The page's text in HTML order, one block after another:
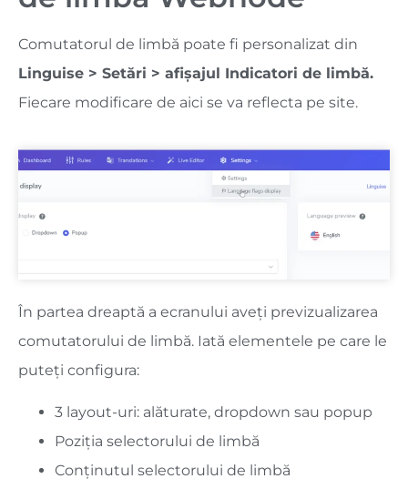
Comutatorul de limbă poate fi personalizat din
Linguise > Setări > afișajul Indicatori de limbă.
Fiecare modificare de aici se va reflecta pe site.
În partea dreaptă a ecranului aveți previzualizarea
comutatorului de limbă. Iată elementele pe care le
puteți configura:
3 layout-uri: alăturate, dropdown sau popup
Poziția selectorului de limbă
Conținutul selectorului de limbă